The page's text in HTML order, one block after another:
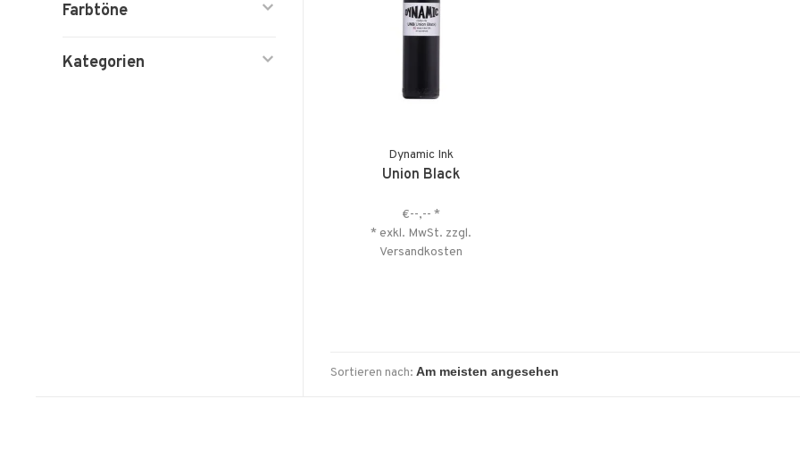
Farbtöne
Kategorien
Dynamic Ink
Union Black
€--,-- *
* exkl. MwSt. zzgl.
Versandkosten
Sortieren nach: